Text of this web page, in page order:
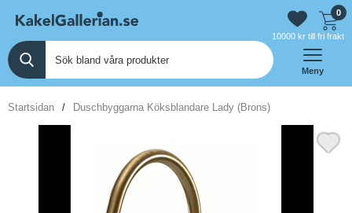
0
10000 kr till fri frakt
Meny
Startsidan Duschbyggarna Köksblandare Lady (Brons)